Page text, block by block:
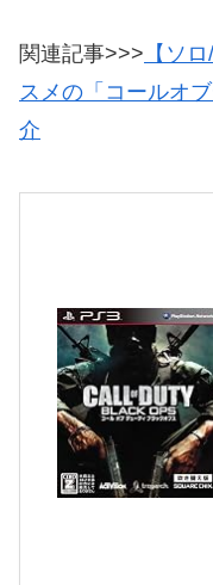
関連記事>>> 【ソ
スメの「コールオ
介